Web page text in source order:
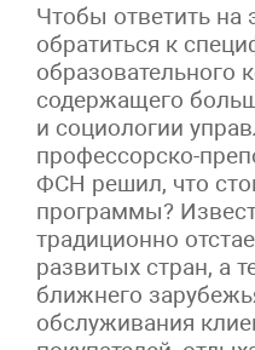
Чтобы ответить
обратиться к
образовательного
содержащего
и социологии
профессорско-
ФСН решил, что
программы?
традиционно
развитых стран, а
ближнего
обслуживания